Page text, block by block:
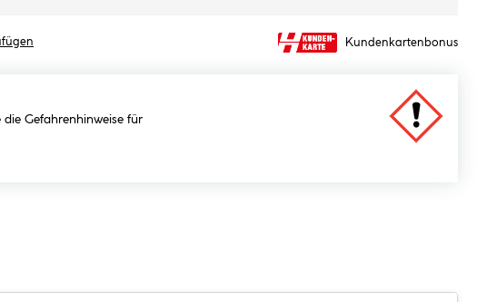
Kundenkartenbonus
die Gefahrenhinweise für